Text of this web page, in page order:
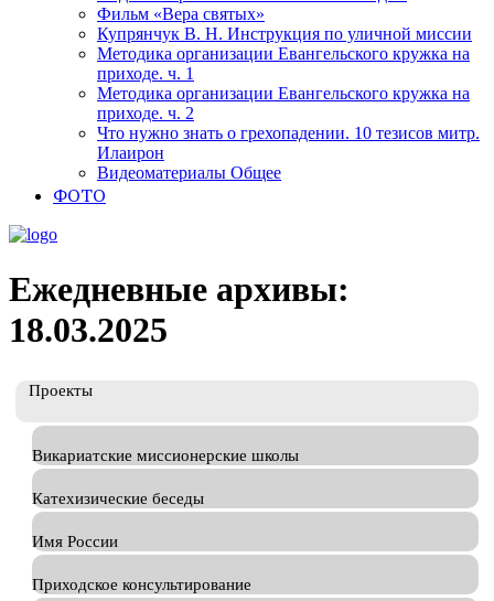
Фильм «Вера святых»
Купрянчук В. Н. Инструкция по уличной миссии
Методика организации Евангельского кружка на
приходе. ч. 1
Методика организации Евангельского кружка на
приходе. ч. 2
Что нужно знать о грехопадении. 10 тезисов митр.
Илаирон
Видеоматериалы Общее
ФОТО
Ежедневные архивы:
18.03.2025
Проекты
Викариатские миссионерские школы
Катехизические беседы
Имя России
Приходское консультирование